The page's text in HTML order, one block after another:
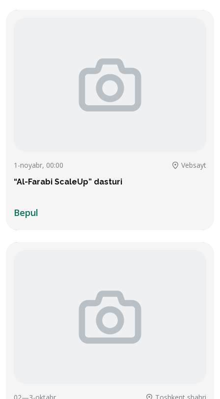
1-noyabr, 00:00
Vebsayt
“Al-Farabi ScaleUp” dasturi
Bepul